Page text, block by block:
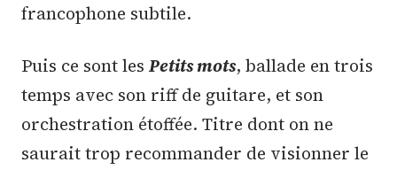
francophone subtile.
Puis ce sont les Petits mots, ballade en trois
temps avec son riff de guitare, et son
orchestration étoffée. Titre dont on ne
saurait trop recommander de visionner le